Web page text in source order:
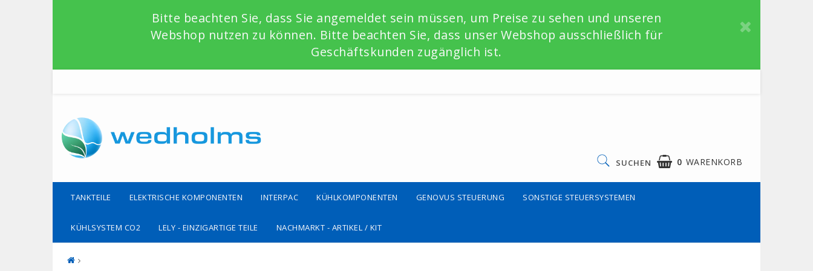
Bitte beachten Sie, dass Sie angemeldet sein müssen, um Preise zu sehen und unseren
Webshop nutzen zu können. Bitte beachten Sie, dass unser Webshop ausschließlich für
Geschäftskunden zugänglich ist.
0 WARENKORB
SUCHEN
TANKTEILE ELEKTRISCHE KOMPONENTEN INTERPAC KÜHLKOMPONENTEN GENOVUS STEUERUNG SONSTIGE STEUERSYSTEMEN
KÜHLSYSTEM CO2 LELY - EINZIGARTIGE TEILE NACHMARKT - ARTIKEL / KIT